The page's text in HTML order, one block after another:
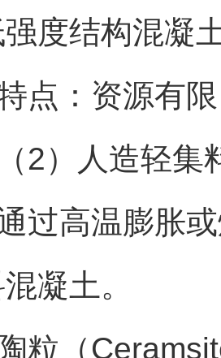
度结构混凝
：资源有限
）人造轻集
高温膨胀或
凝土。
（